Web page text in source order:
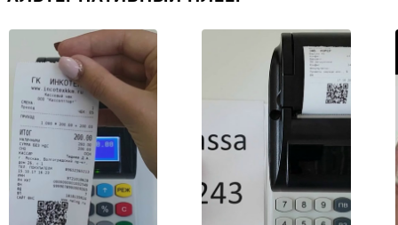
Тип печати ?
Термопринтер
Печать реквизитов покупателя
Есть
Поддержка карт памяти
Типы карт памяти ?